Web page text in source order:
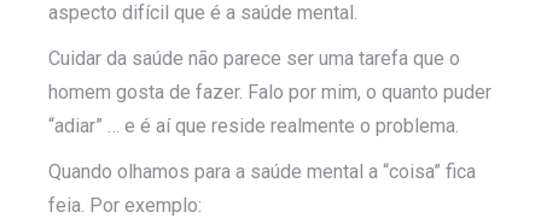
aspecto difícil que é a saúde mental.
Cuidar da saúde não parece ser uma tarefa que o
homem gosta de fazer. Falo por mim, o quanto puder
“adiar” … e é aí que reside realmente o problema.
Quando olhamos para a saúde mental a “coisa” fica
feia. Por exemplo: